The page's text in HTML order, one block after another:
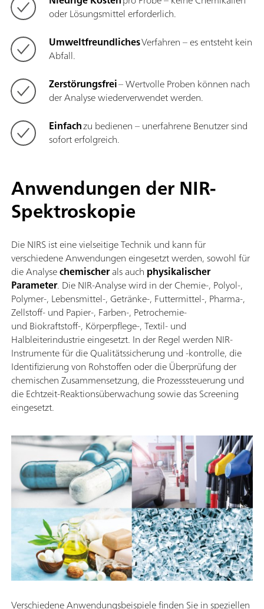
oder Lösungsmittel erforderlich.
UmweltfreundlichesVerfahren – es entsteht kein
Abfall.
Zerstörungsfrei– Wertvolle Proben können nach
der Analyse wiederverwendet werden.
Einfachzu bedienen – unerfahrene Benutzer sind
sofort erfolgreich.
Anwendungen der NIR-
Spektroskopie
Die NIRS ist eine vielseitige Technik und kann für
verschiedene Anwendungen eingesetzt werden, sowohl für
die Analysechemischerals auch physikalischer
Parameter. Die NIR-Analyse wird in der Chemie-, Polyol-,
Polymer-, Lebensmittel-, Getränke-, Futtermittel-, Pharma-,
Zellstoff- und Papier-, Farben-, Petrochemie-
und Biokraftstoff-, Körperpflege-, Textil- und
Halbleiterindustrie eingesetzt. In der Regel werden NIR-
Instrumente für die Qualitätssicherung und -kontrolle, die
Identifizierung von Rohstoffen oder die Überprüfung der
chemischen Zusammensetzung, die Prozesssteuerung und
die Echtzeit-Reaktionsüberwachung sowie das Screening
eingesetzt.
Verschiedene Anwendungsbeispiele finden Sie in speziellen